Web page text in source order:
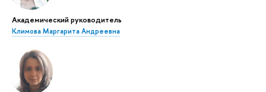
Академический руководитель
Климова Маргарита Андреевна